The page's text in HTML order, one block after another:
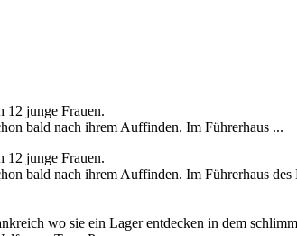
12 junge Frauen.
bald nach ihrem Auffinden. Im Führerhaus ...
12 junge Frauen.
bald nach ihrem Auffinden. Im Führerhaus
wo sie ein Lager entdecken in dem